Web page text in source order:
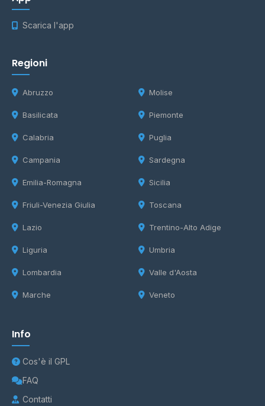
Scarica l'app
Regioni
Abruzzo
Basilicata
Calabria
Campania
Emilia-Romagna
Friuli-Venezia Giulia
Lazio
Liguria
Lombardia
Marche
Molise
Piemonte
Puglia
Sardegna
Sicilia
Toscana
Trentino-Alto Adige
Umbria
Valle d'Aosta
Veneto
Info
Cos'è il GPL
FAQ
Contatti